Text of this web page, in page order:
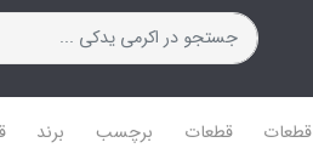
قطعات
قطعات
برچسب
برند